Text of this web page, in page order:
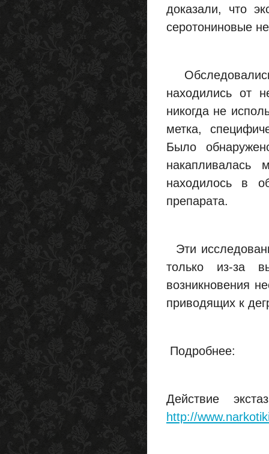
доказали, что
серотониновые
находились от
никогда не
метка,
Было
накапливалась
находилось в
препарата.
Эти
только из-за
возникновения
приводящих к
Подробнее:
Действие
http://